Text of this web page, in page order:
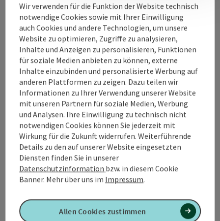
Kontakt
Tourismusverband Quellenviertel
Promenade 2
4701 Bad Schallerbach
+43 7249 42071 0
info@quellenviertel.at
Kontaktformular
Wir verwenden für die Funktion der Website technisch
notwendige Cookies sowie mit Ihrer Einwilligung
auch Cookies und andere Technologien, um unsere
Website zu optimieren, Zugriffe zu analysieren,
Inhalte und Anzeigen zu personalisieren, Funktionen
für soziale Medien anbieten zu können, externe
Inhalte einzubinden und personalisierte Werbung auf
anderen Plattformen zu zeigen. Dazu teilen wir
Informationen zu Ihrer Verwendung unserer Website
mit unseren Partnern für soziale Medien, Werbung
und Analysen. Ihre Einwilligung zu technisch nicht
notwendigen Cookies können Sie jederzeit mit
Wirkung für die Zukunft widerrufen. Weiterführende
Details zu den auf unserer Website eingesetzten
Diensten finden Sie in unserer
Datenschutzinformation bzw. in diesem Cookie
Banner. Mehr über uns im Impressum.
Allen Cookies zustimmen